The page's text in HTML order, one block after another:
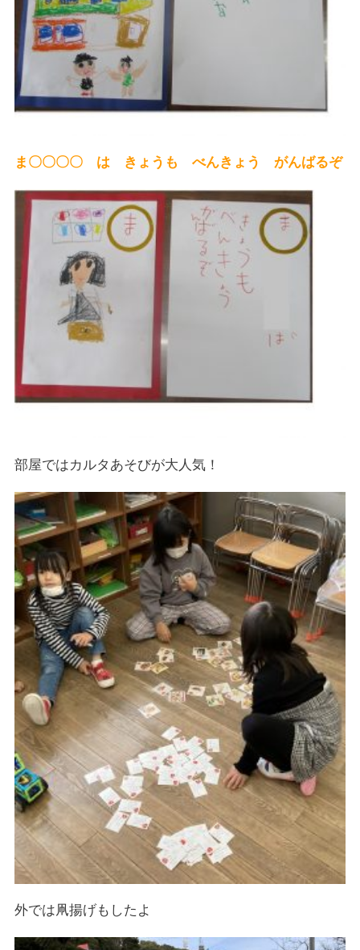
ま〇〇〇〇 は きょうも べんきょう がんばるぞ
部屋ではカルタあそびが大人気！
外では凧揚げもしたよ